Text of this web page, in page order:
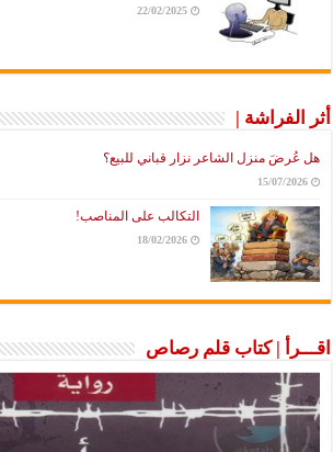
22/02/2025
أثر الفراشة |
هل عُرضَ منزل الشاعر نزار قباني للبيع؟
15/07/2026
التكالب على المناصب!
18/02/2026
اقـــرأ | كتاب قلم رصاص